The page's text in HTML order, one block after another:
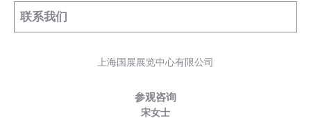
联系我们
上海国展展览中心有限公司
参观咨询
宋女士